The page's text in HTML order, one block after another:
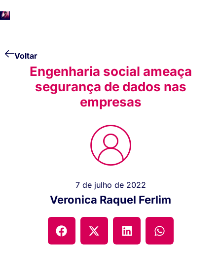
Voltar
Engenharia social ameaça
segurança de dados nas
empresas
7 de julho de 2022
Veronica Raquel Ferlim